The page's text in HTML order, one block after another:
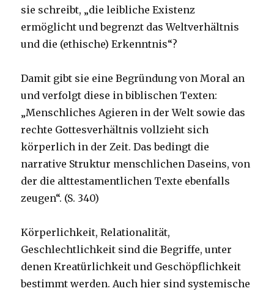
sie schreibt, „die leibliche Existenz
ermöglicht und begrenzt das Weltverhältnis
und die (ethische) Erkenntnis“?
Damit gibt sie eine Begründung von Moral an
und verfolgt diese in biblischen Texten:
„Menschliches Agieren in der Welt sowie das
rechte Gottesverhältnis vollzieht sich
körperlich in der Zeit. Das bedingt die
narrative Struktur menschlichen Daseins, von
der die alttestamentlichen Texte ebenfalls
zeugen“. (S. 340)
Körperlichkeit, Relationalität,
Geschlechtlichkeit sind die Begriffe, unter
denen Kreatürlichkeit und Geschöpflichkeit
bestimmt werden. Auch hier sind systemische